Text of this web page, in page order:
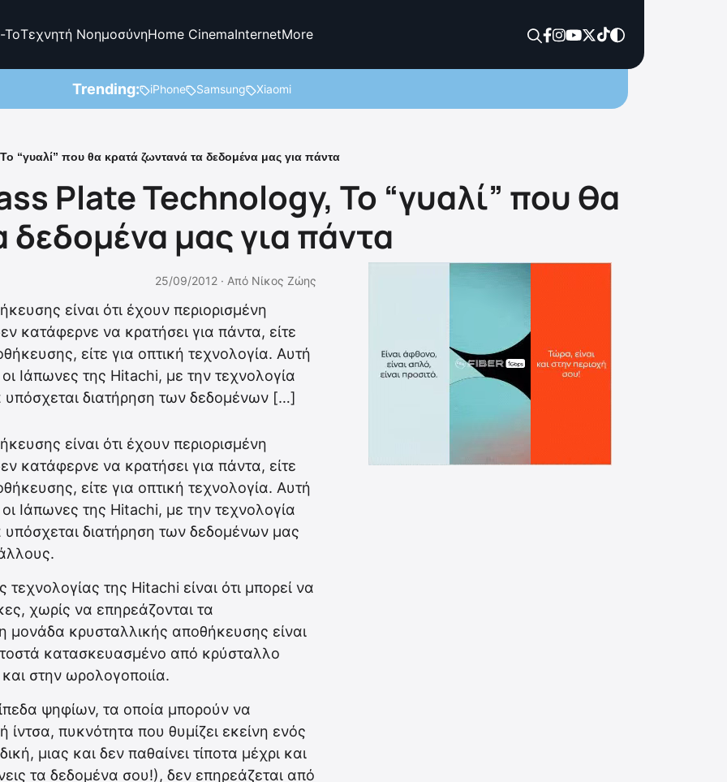
ToΤεχνητή ΝοημοσύνηHome CinemaInternetMore
Trending: iPhone Samsung Xiaomi
“γυαλί” που θα κρατά ζωντανά τα δεδομένα μας για πάντα
Plate Technology, To “γυαλί” που θα
μας για πάντα
25/09/2012 · Από Νίκος Ζώης
είναι ότι έχουν περιορισμένη
κατάφερνε να κρατήσει για πάντα, είτε
είτε για οπτική τεχνολογία. Αυτή
Ιάπωνες της Hitachi, με την τεχνολογία
διατήρηση των δεδομένων […]
είναι ότι έχουν περιορισμένη
κατάφερνε να κρατήσει για πάντα, είτε
είτε για οπτική τεχνολογία. Αυτή
Ιάπωνες της Hitachi, με την τεχνολογία
διατήρηση των δεδομένων μας
της Hitachi είναι ότι μπορεί να
χωρίς να επηρεάζονται τα
κρυσταλλικής αποθήκευσης είναι
κατασκευασμένο από κρύσταλλο
στην ωρολογοποιία.
ψηφίων, τα οποία μπορούν να
πυκνότητα που θυμίζει εκείνη ενός
μιας και δεν παθαίνει τίποτα μέχρι και
τα δεδομένα σου!), δεν επηρεάζεται από